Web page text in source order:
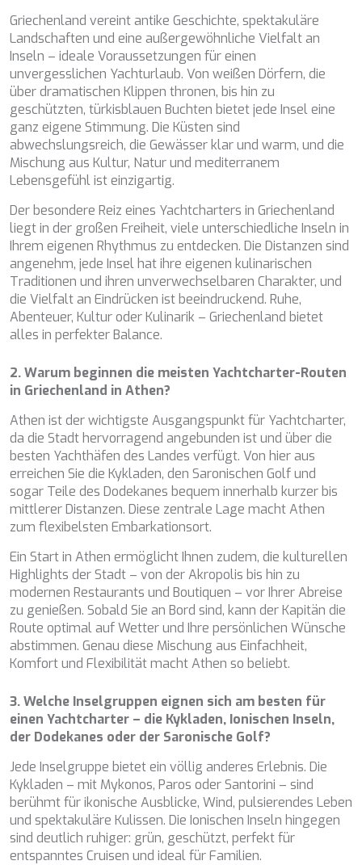
Griechenland vereint antike Geschichte, spektakuläre
Landschaften und eine außergewöhnliche Vielfalt an
Inseln – ideale Voraussetzungen für einen
unvergesslichen Yachturlaub. Von weißen Dörfern, die
über dramatischen Klippen thronen, bis hin zu
geschützten, türkisblauen Buchten bietet jede Insel eine
ganz eigene Stimmung. Die Küsten sind
abwechslungsreich, die Gewässer klar und warm, und die
Mischung aus Kultur, Natur und mediterranem
Lebensgefühl ist einzigartig.
Der besondere Reiz eines Yachtcharters in Griechenland
liegt in der großen Freiheit, viele unterschiedliche Inseln in
Ihrem eigenen Rhythmus zu entdecken. Die Distanzen sind
angenehm, jede Insel hat ihre eigenen kulinarischen
Traditionen und ihren unverwechselbaren Charakter, und
die Vielfalt an Eindrücken ist beeindruckend. Ruhe,
Abenteuer, Kultur oder Kulinarik – Griechenland bietet
alles in perfekter Balance.
2. Warum beginnen die meisten Yachtcharter-Routen
in Griechenland in Athen?
Athen ist der wichtigste Ausgangspunkt für Yachtcharter,
da die Stadt hervorragend angebunden ist und über die
besten Yachthäfen des Landes verfügt. Von hier aus
erreichen Sie die Kykladen, den Saronischen Golf und
sogar Teile des Dodekanes bequem innerhalb kurzer bis
mittlerer Distanzen. Diese zentrale Lage macht Athen
zum flexibelsten Embarkationsort.
Ein Start in Athen ermöglicht Ihnen zudem, die kulturellen
Highlights der Stadt – von der Akropolis bis hin zu
modernen Restaurants und Boutiquen – vor Ihrer Abreise
zu genießen. Sobald Sie an Bord sind, kann der Kapitän die
Route optimal auf Wetter und Ihre persönlichen Wünsche
abstimmen. Genau diese Mischung aus Einfachheit,
Komfort und Flexibilität macht Athen so beliebt.
3. Welche Inselgruppen eignen sich am besten für
einen Yachtcharter – die Kykladen, Ionischen Inseln,
der Dodekanes oder der Saronische Golf?
Jede Inselgruppe bietet ein völlig anderes Erlebnis. Die
Kykladen – mit Mykonos, Paros oder Santorini – sind
berühmt für ikonische Ausblicke, Wind, pulsierendes Leben
und spektakuläre Kulissen. Die Ionischen Inseln hingegen
sind deutlich ruhiger: grün, geschützt, perfekt für
entspanntes Cruisen und ideal für Familien.
TCB
TE MANU
TESNI
THALYSSA
THE BIRD
THEA
THUMPER
TRABUCAIRE
TRILOGY
ULISSE
VAUBAN
VERA
VERTIGE
VERTIGO
VITTORIA
VIVA LA VIDA
VYNO
WALLY ONE
WATERCOLOURS
WAVE
WHISPER
WHISPER V
WHITEHAVEN
WORLD'S END
WYLDECREST
XMOTION
YOLO
ZALIV III
ZEN VIBES